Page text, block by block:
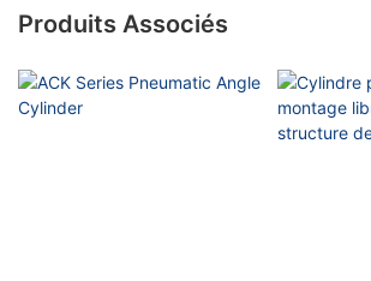
Produits Associés